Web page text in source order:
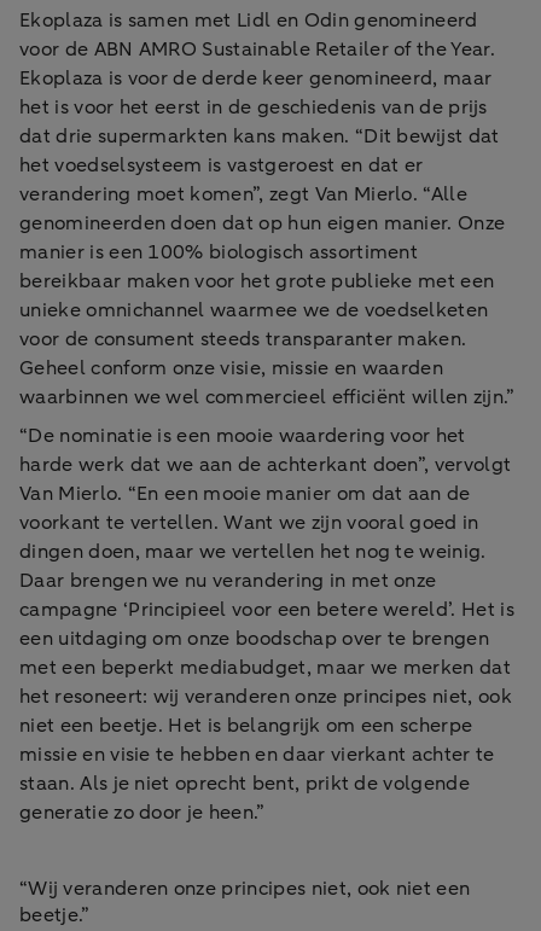
Ekoplaza is samen met Lidl en Odin genomineerd
voor de ABN AMRO Sustainable Retailer of the Year.
Ekoplaza is voor de derde keer genomineerd, maar
het is voor het eerst in de geschiedenis van de prijs
dat drie supermarkten kans maken. “Dit bewijst dat
het voedselsysteem is vastgeroest en dat er
verandering moet komen”, zegt Van Mierlo. “Alle
genomineerden doen dat op hun eigen manier. Onze
manier is een 100% biologisch assortiment
bereikbaar maken voor het grote publieke met een
unieke omnichannel waarmee we de voedselketen
voor de consument steeds transparanter maken.
Geheel conform onze visie, missie en waarden
waarbinnen we wel commercieel efficiënt willen zijn.”
“De nominatie is een mooie waardering voor het
harde werk dat we aan de achterkant doen”, vervolgt
Van Mierlo. “En een mooie manier om dat aan de
voorkant te vertellen. Want we zijn vooral goed in
dingen doen, maar we vertellen het nog te weinig.
Daar brengen we nu verandering in met onze
campagne ‘Principieel voor een betere wereld’. Het is
een uitdaging om onze boodschap over te brengen
met een beperkt mediabudget, maar we merken dat
het resoneert: wij veranderen onze principes niet, ook
niet een beetje. Het is belangrijk om een scherpe
missie en visie te hebben en daar vierkant achter te
staan. Als je niet oprecht bent, prikt de volgende
generatie zo door je heen.”
“Wij veranderen onze principes niet, ook niet een
beetje.”